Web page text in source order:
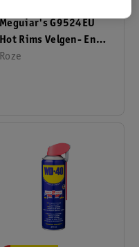
Meguiar's G9524EU
Hot Rims Velgen- En
Bandenreiniger 710 Ml
Roze